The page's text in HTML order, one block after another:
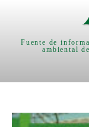
Fuente de
ambiental